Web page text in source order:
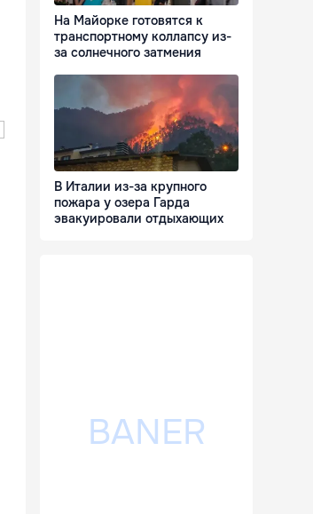
На Майорке готовятся к
транспортному коллапсу из-
за солнечного затмения
В Италии из-за крупного
пожара у озера Гарда
эвакуировали отдыхающих